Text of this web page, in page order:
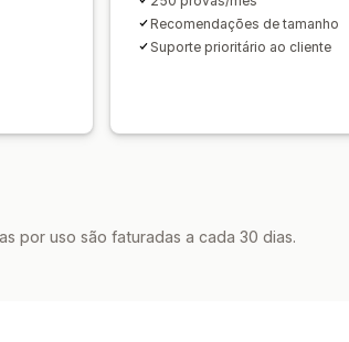
Recomendações de tamanho
Suporte prioritário ao cliente
por uso são faturadas a cada 30 dias.